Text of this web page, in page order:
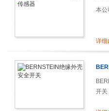
本公
详细
开关